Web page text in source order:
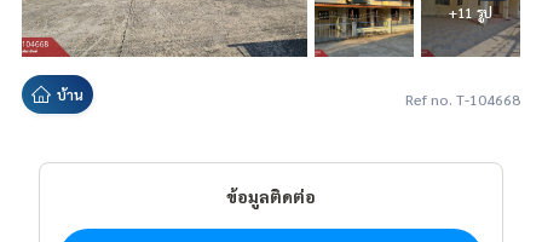
+11 รูป
บ้าน Ref no. T-104668
ข้อมูลติดต่อ